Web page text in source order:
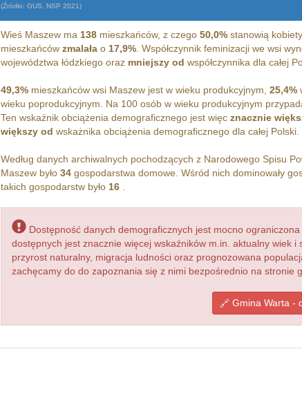
(Źródło: GUS, NSP 2021)
Wieś Maszew ma 138mieszkańców, z czego 50,0%stanowią
mieszkańców zmalałao 17,9%. Współczynnik feminizacji we wsi
województwa łódzkiego oraz mniejszy od współczynnika dla całej
49,3%mieszkańców wsi Maszew jest w wieku produkcyjnym, 25,4%
wieku poprodukcyjnym. Na 100 osób w wieku produkcyjnym
Ten wskaźnik obciążenia demograficznego jest więc znacznie
większy od wskażnika obciążenia demograficznego dla całej Polski.
Według danych archiwalnych pochodzących z Narodowego Spisu
Maszew było 34gospodarstwa domowe. Wśród nich dominowały
takich gospodarstw było 16.
Dostępność danych demograficznych jest mocno
dostępnych jest znacznie więcej wskaźników m.in. aktualny wiek i
przyrost naturalny, migracja ludności oraz prognozowana
zachęcamy do do zapoznania się z nimi bezpośrednio na stronie
Gmina Warta -